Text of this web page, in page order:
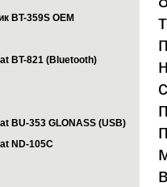
BT-359S OEM
BT-821 (Bluetooth)
BU-353 GLONASS (USB)
ND-105C